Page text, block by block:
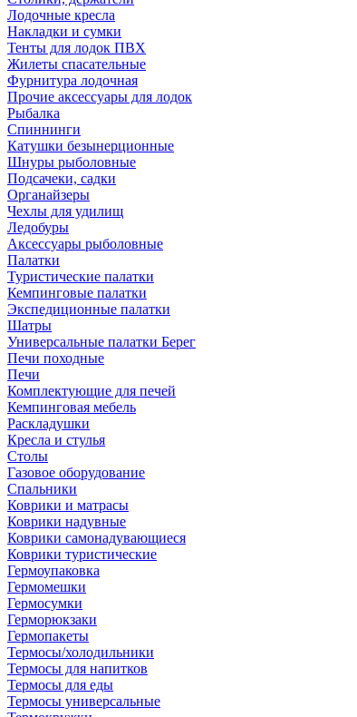
Лодочные кресла
Накладки и сумки
Тенты для лодок ПВХ
Жилеты спасательные
Фурнитура лодочная
Прочие аксессуары для лодок
Рыбалка
Спиннинги
Катушки безынерционные
Шнуры рыболовные
Подсачеки, садки
Органайзеры
Чехлы для удилищ
Ледобуры
Аксессуары рыболовные
Палатки
Туристические палатки
Кемпинговые палатки
Экспедиционные палатки
Шатры
Универсальные палатки Берег
Печи походные
Печи
Комплектующие для печей
Кемпинговая мебель
Раскладушки
Кресла и стулья
Столы
Газовое оборудование
Спальники
Коврики и матрасы
Коврики надувные
Коврики самонадувающиеся
Коврики туристические
Гермоупаковка
Гермомешки
Гермосумки
Герморюкзаки
Гермопакеты
Термосы/холодильники
Термосы для напитков
Термосы для еды
Термосы универсальные